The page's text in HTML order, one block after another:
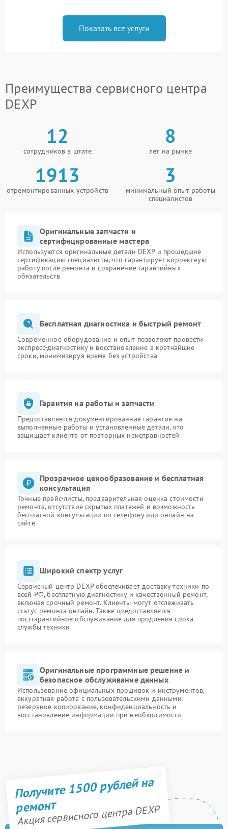
Показать все услуги
Преимущества сервисного центра
DEXP
12
сотрудников в штате
8
лет на рынке
1913
отремонтированных устройств
3
минимальный опыт работы
специалистов
Оригинальные запчасти и
сертифицированные мастера
Используются оригинальные детали DEXP и прошедшие
сертификацию специалисты, что гарантирует корректную
работу после ремонта и сохранение гарантийных
обязательств
Бесплатная диагностика и быстрый ремонт
Современное оборудование и опыт позволяют провести
экспресс-диагностику и восстановление в кратчайшие
сроки, минимизируя время без устройства
Гарантия на работы и запчасти
Предоставляется документированная гарантия на
выполненные работы и установленные детали, что
защищает клиента от повторных неисправностей
Прозрачное ценообразование и бесплатная
консультация
Точные прайс-листы, предварительная оценка стоимости
ремонта, отсутствие скрытых платежей и возможность
бесплатной консультации по телефону или онлайн на
сайте
Широкий спектр услуг
Сервисный центр DEXP обеспечивает доставку техники по
всей РФ, бесплатную диагностику и качественный ремонт,
включая срочный ремонт. Клиенты могут отслеживать
статус ремонта онлайн. Также предоставляется
постгарантийное обслуживание для продления срока
службы техники
Оригинальные программные решение и
безопасное обслуживание данных
Использование официальных прошивок и инструментов,
аккуратная работа с пользовательскими данными:
резервное копирование, конфиденциальность и
восстановление информации при необходимости
Получите 1500 рублей на
ремонт
Акция сервисного центра DEXP